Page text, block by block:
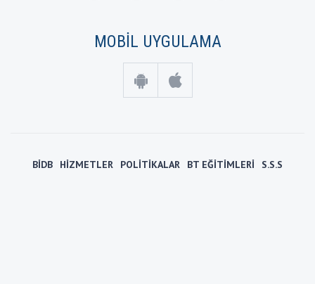
MOBİL UYGULAMA
BİDB HİZMETLER POLİTİKALAR BT EĞİTİMLERİ S.S.S